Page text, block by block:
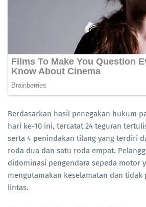
Berdasarkan hasil penegakan hukum
hari ke-10 ini, tercatat 24 teguran
serta 4 penindakan tilang yang terdiri
roda dua dan satu roda empat.
didominasi pengendara sepeda motor
mengutamakan keselamatan dan tidak
lintas.